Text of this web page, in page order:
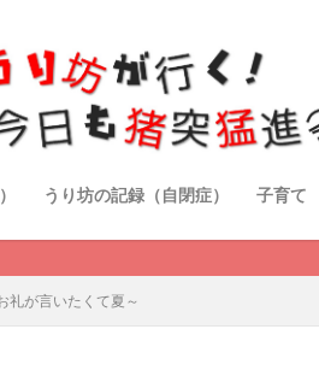
うり坊の記録（自閉症） 子育て
が言いたくて夏～